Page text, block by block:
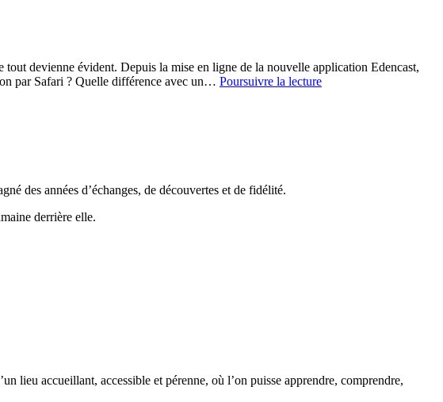
devienne évident. Depuis la mise en ligne de la nouvelle application Edencast,
par Safari ? Quelle différence avec un… Poursuivre la lectureStarvox
des années d’échanges, de découvertes et de fidélité.
derrière elle.
lieu accueillant, accessible et pérenne, où l’on puisse apprendre, comprendre,